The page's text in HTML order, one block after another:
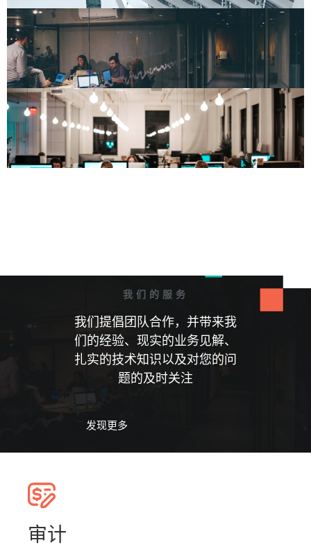
我们的服务
我们提倡团队合作，并带来我
们的经验、现实的业务见解、
扎实的技术知识以及对您的问
题的及时关注
发现更多
审计